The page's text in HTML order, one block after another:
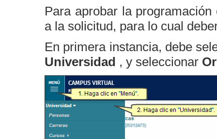
Para aprobar la
a la solicitud, para lo cual
En primera instancia, debe
Universidad , y seleccionar